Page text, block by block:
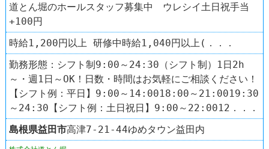
道とん堀のホールスタッフ募集中 ウレシイ土日祝手当
+100円
時給1,200円以上 研修中時給1,040円以上(．．．
勤務形態：シフト制9:00～24:30（シフト制）1日2h
～・週1日～OK！日数・時間はお気軽にご相談ください！
【シフト例：平日】9:00～14:0018:00～21:0019:30
～24:30【シフト例：土日祝日】9:00～22:0012．．．
島根県益田市高津7-21-44ゆめタウン益田内